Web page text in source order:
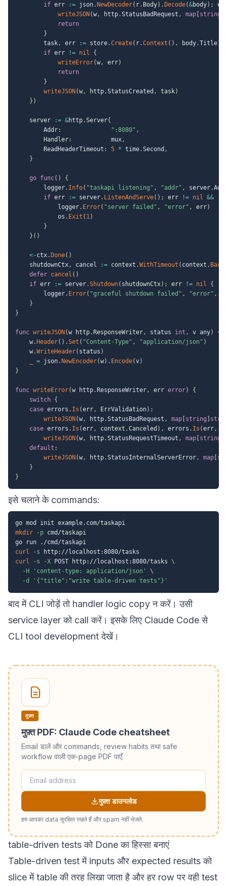
if err := json. NewDecoder( r. Body) . Decode(&body) ;
writeJSON (w, http.StatusBadRequest , map string
return
}
		task
, err := store.Create( r.Context ( ) , body.Title)
if err != nil
{
writeError(w, err)
return
}
writeJSON (w, http.StatusCreated , task)
} )
	server
:= &http.Server{
		Addr
: ":8080" ,
		Handler
:
           mux
,
		ReadHeaderTimeout
: 5 * time.Second ,
}
go func( )
{
		logger
. Info( "taskapi listening" , "addr" , server.
if err := server. ListenAndServe( ) ; err != nil &&
			logger
. Error( "server failed" , "error" , err)
			os
. Exit ( 1)
}
} ( )
<- ctx. Done( )
	shutdownCtx
, cancel := context .WithTimeout ( context .
defer cancel ( )
if err := server.Shutdown( shutdownCtx) ; err != nil
{
		logger
. Error( "graceful shutdown failed" , "error" ,
}
}
func writeJSON (w http. ResponseWriter, status int , v any)
{
	w
. Header( ) .Set ( "Content-Type" , "application/json" )
	w
.WriteHeader( status )
= json. NewEncoder(w) . Encode(v)
}
func writeError(w http. ResponseWriter, err error)
{
switch {
case errors . Is (err, ErrValidation) :
writeJSON (w, http.StatusBadRequest , map string
case errors . Is (err, context .Canceled ) , errors . Is (err,
writeJSON (w, http.StatusRequestTimeout , map string
default :
writeJSON (w, http.StatusInternalServerError, map
}
}
इसे चलाने के commands:
mkdir
-p cmd/taskapi
curl
-s
curl
-s -X POST http://localhost:8080/tasks \
-H
'content-type: application/json'
\
-d
'{"title":"write table-driven tests"}'
बाद में CLI जोड़ें तो handler logic copy न करें। उसी
service layer को call करें। इसके लिए Claude Code से
CLI tool developmentदेखें।
मुफ़्त
मुफ़्त PDF: Claude Code cheatsheet
Email डालें और commands, review habits तथा safe
workflow वाली एक-page PDF पाएँ.
मुफ़्त डाउनलोड
हम आपका data सुरक्षित रखते हैं और spam नहीं भेजते.
table-driven tests को Done का हिस्सा बनाएं
Table-driven test में inputs और expected results को
slice में table की तरह लिखा जाता है और हर row पर वही test